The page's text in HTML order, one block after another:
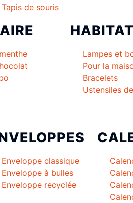
Tapis de souris
HABITAT
Lampes et
Pour la
Bracelets
Ustensiles
Enveloppe classique
Enveloppe à bulles
Enveloppe recyclée